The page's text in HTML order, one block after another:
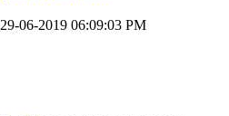
29-06-2019 06:09:03 PM